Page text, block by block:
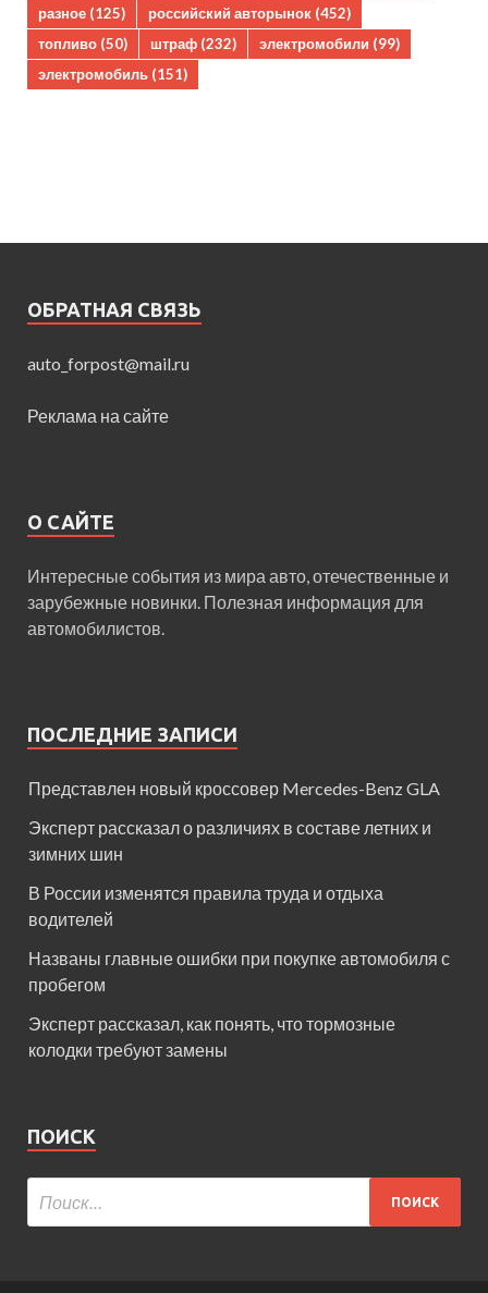
разное (125) российский авторынок (452)
топливо (50) штраф (232) электромобили (99)
электромобиль (151)
ОБРАТНАЯ СВЯЗЬ
auto_forpost@mail.ru
Реклама на сайте
О САЙТЕ
Интересные события из мира авто, отечественные и
зарубежные новинки. Полезная информация для
автомобилистов.
ПОСЛЕДНИЕ ЗАПИСИ
Представлен новый кроссовер Mercedes-Benz GLA
Эксперт рассказал о различиях в составе летних и
зимних шин
В России изменятся правила труда и отдыха
водителей
Названы главные ошибки при покупке автомобиля с
пробегом
Эксперт рассказал, как понять, что тормозные
колодки требуют замены
ПОИСК